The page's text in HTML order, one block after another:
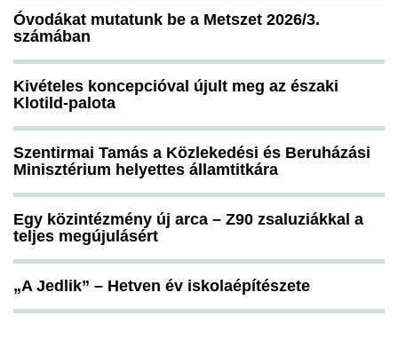
Óvodákat mutatunk be a Metszet 2026/3.
számában
Kivételes koncepcióval újult meg az északi
Klotild-palota
Szentirmai Tamás a Közlekedési és Beruházási
Minisztérium helyettes államtitkára
Egy közintézmény új arca – Z90 zsaluziákkal a
teljes megújulásért
„A Jedlik” – Hetven év iskolaépítészete